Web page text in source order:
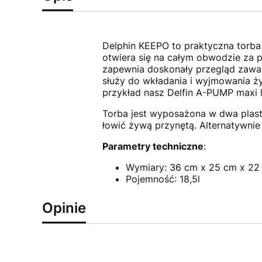
Delphin KEEPO to praktyczna
otwiera się na całym obwodzie za
zapewnia doskonały przegląd
służy do wkładania i wyjmowania
przykład nasz Delfin A-PUMP
Torba jest wyposażona w dwa
łowić żywą przynętą.
Parametry techniczne:
Wymiary: 36 cm x 25 cm x 22
Pojemność: 18,5l
Opinie